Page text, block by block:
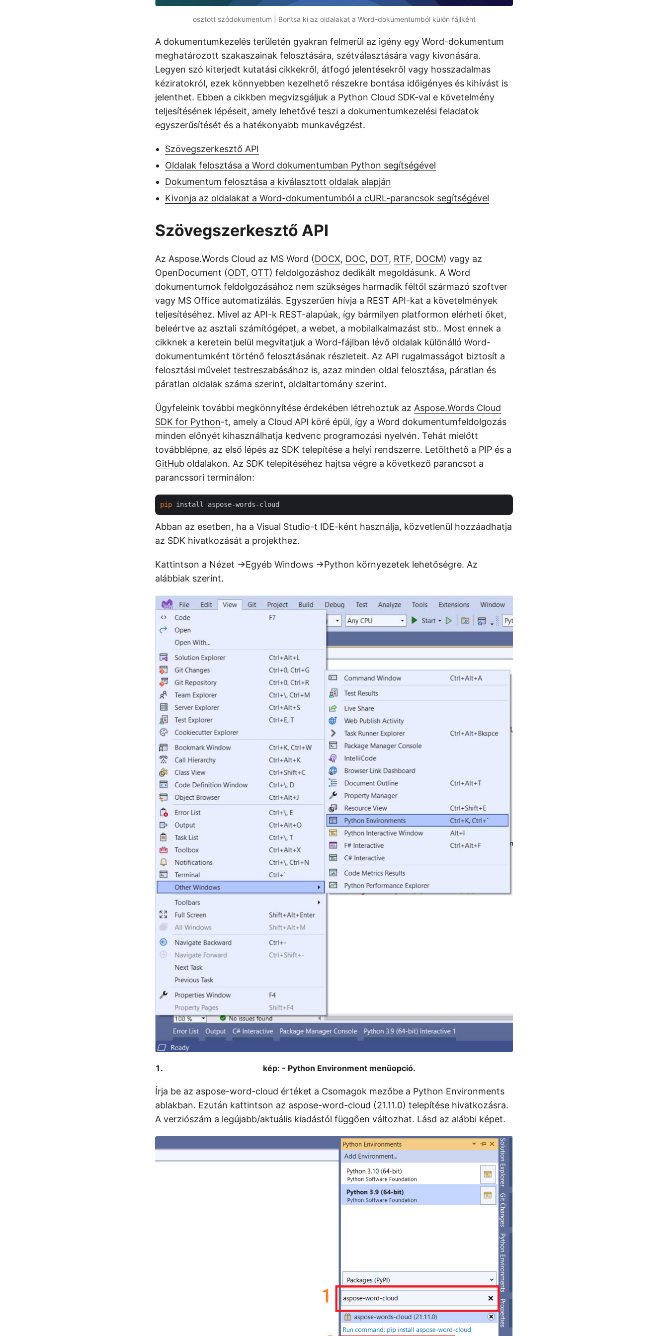
osztott szódokumentum | Bontsa ki az oldalakat a Word-dokumentumból külön fájlként
A dokumentumkezelés területén gyakran felmerül az igény egy Word-dokumentum
meghatározott szakaszainak felosztására, szétválasztására vagy kivonására.
Legyen szó kiterjedt kutatási cikkekről, átfogó jelentésekről vagy hosszadalmas
kéziratokról, ezek könnyebben kezelhető részekre bontása időigényes és kihívást is
jelenthet. Ebben a cikkben megvizsgáljuk a Python Cloud SDK-val e követelmény
teljesítésének lépéseit, amely lehetővé teszi a dokumentumkezelési feladatok
egyszerűsítését és a hatékonyabb munkavégzést.
Szövegszerkesztő API
Oldalak felosztása a Word dokumentumban Python segítségével
Dokumentum felosztása a kiválasztott oldalak alapján
Kivonja az oldalakat a Word-dokumentumból a cURL-parancsok segítségével
Szövegszerkesztő API
Az Aspose.Words Cloud az MS Word (DOCX, DOC, DOT, RTF, DOCM) vagy az
OpenDocument (ODT, OTT) feldolgozáshoz dedikált megoldásunk. A Word
dokumentumok feldolgozásához nem szükséges harmadik féltől származó szoftver
vagy MS Office automatizálás. Egyszerűen hívja a REST API-kat a követelmények
teljesítéséhez. Mivel az API-k REST-alapúak, így bármilyen platformon elérheti őket,
beleértve az asztali számítógépet, a webet, a mobilalkalmazást stb.. Most ennek a
cikknek a keretein belül megvitatjuk a Word-fájlban lévő oldalak különálló Word-
dokumentumként történő felosztásának részleteit. Az API rugalmasságot biztosít a
felosztási művelet testreszabásához is, azaz minden oldal felosztása, páratlan és
páratlan oldalak száma szerint, oldaltartomány szerint.
Ügyfeleink további megkönnyítése érdekében létrehoztuk az Aspose.Words Cloud
SDK for Python-t, amely a Cloud API köré épül, így a Word dokumentumfeldolgozás
minden előnyét kihasználhatja kedvenc programozási nyelvén. Tehát mielőtt
továbblépne, az első lépés az SDK telepítése a helyi rendszerre. Letölthető a PIP és a
GitHub oldalakon. Az SDK telepítéséhez hajtsa végre a következő parancsot a
parancssori terminálon:
pip
Abban az esetben, ha a Visual Studio-t IDE-ként használja, közvetlenül hozzáadhatja
az SDK hivatkozását a projekthez.
Kattintson a Nézet ->Egyéb Windows ->Python környezetek lehetőségre. Az
alábbiak szerint.
kép: - Python Environment menüopció.
Írja be az aspose-word-cloud értéket a Csomagok mezőbe a Python Environments
ablakban. Ezután kattintson az aspose-word-cloud (21.11.0) telepítése hivatkozásra.
A verziószám a legújabb/aktuális kiadástól függően változhat. Lásd az alábbi képet.